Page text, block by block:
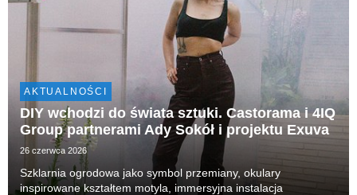
AKTUALNOŚCI
DIY wchodzi do świata sztuki. Castorama i 4IQ
Group partnerami Ady Sokół i projektu Exuva
26 czerwca 2026
Szklarnia ogrodowa jako symbol przemiany, okulary
inspirowane kształtem motyla, immersyjna instalacja